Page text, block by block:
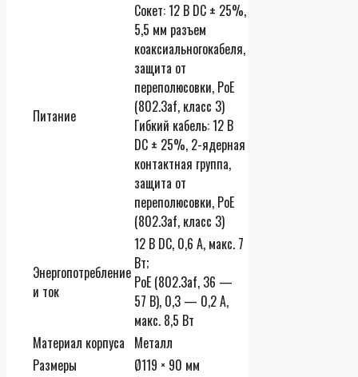
Питание
Сокет: 12 В DC ± 25%,
5,5 мм разъем
коаксиальногокабеля,
защита от
переполюсовки, PoE
(802.3af, класс 3)
Гибкий кабель: 12 В
DC ± 25%, 2-ядерная
контактная группа,
защита от
переполюсовки, PoE
(802.3af, класс 3)
Энергопотребление
и ток
12 В DC, 0,6 А, макс. 7
Вт;
PoE (802.3af, 36 —
57 В), 0,3 — 0,2 A,
макс. 8,5 Вт
Материал корпуса Металл
Размеры
Ø119 × 90 мм